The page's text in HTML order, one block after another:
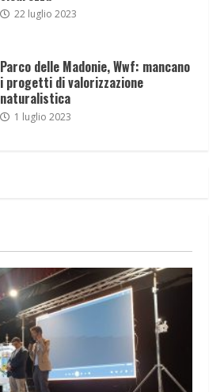
22 luglio 2023
Parco delle Madonie, Wwf: mancano
i progetti di valorizzazione
naturalistica
1 luglio 2023